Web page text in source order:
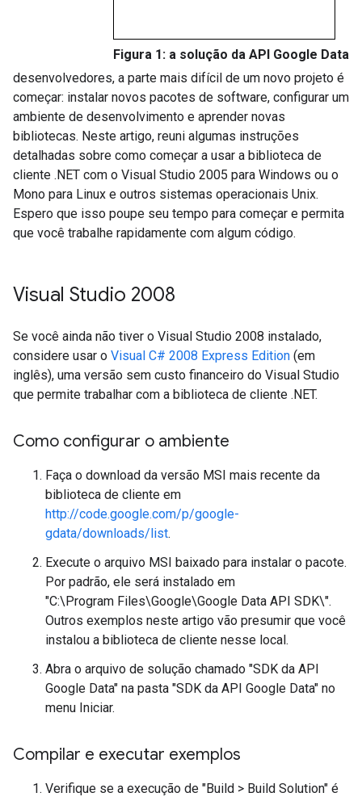
Figura 1: a solução da API Google Data
desenvolvedores, a parte mais difícil de um novo projeto é
começar: instalar novos pacotes de software, configurar um
ambiente de desenvolvimento e aprender novas
bibliotecas. Neste artigo, reuni algumas instruções
detalhadas sobre como começar a usar a biblioteca de
cliente .NET com o Visual Studio 2005 para Windows ou o
Mono para Linux e outros sistemas operacionais Unix.
Espero que isso poupe seu tempo para começar e permita
que você trabalhe rapidamente com algum código.
Visual Studio 2008
Se você ainda não tiver o Visual Studio 2008 instalado,
considere usar o Visual C# 2008 Express Edition (em
inglês), uma versão sem custo financeiro do Visual Studio
que permite trabalhar com a biblioteca de cliente .NET.
Como configurar o ambiente
Faça o download da versão MSI mais recente da
biblioteca de cliente em
http://code.google.com/p/google-
gdata/downloads/list.
Execute o arquivo MSI baixado para instalar o pacote.
Por padrão, ele será instalado em
"C:\Program Files\Google\Google Data API SDK\".
Outros exemplos neste artigo vão presumir que você
instalou a biblioteca de cliente nesse local.
Abra o arquivo de solução chamado "SDK da API
Google Data" na pasta "SDK da API Google Data" no
menu Iniciar.
Compilar e executar exemplos
Verifique se a execução de "Build > Build Solution" é